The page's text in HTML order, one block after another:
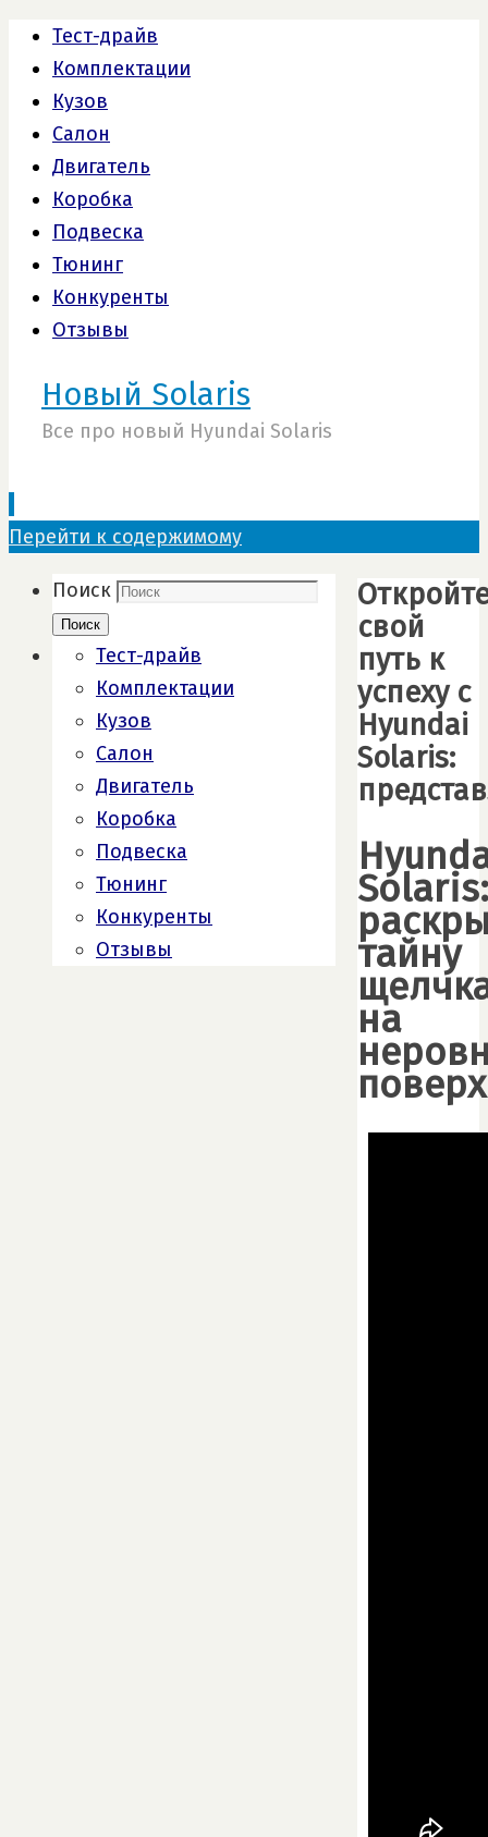
Тест-драйв
Комплектации
Кузов
Салон
Двигатель
Коробка
Подвеска
Тюнинг
Конкуренты
Отзывы
Новый Solaris
Все про новый Hyundai Solaris
Перейти к содержимому
свой
путь к
успеху с
Hyundai
Solaris:
Solaris:
тайну
на
Поиск
Поиск
Тест-драйв
Комплектации
Кузов
Салон
Двигатель
Коробка
Подвеска
Тюнинг
Конкуренты
Отзывы